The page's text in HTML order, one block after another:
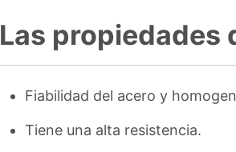
Las propiedades
Fiabilidad del acero y
Tiene una alta resistencia.